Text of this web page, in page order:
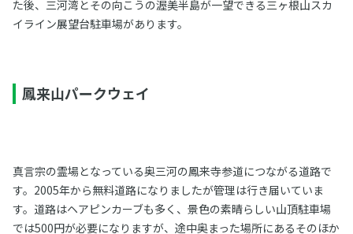
た後、三河湾とその向こうの渥美半島が一望できる三ヶ根山スカ
イライン展望台駐車場があります。
鳳来山パークウェイ
真言宗の霊場となっている奥三河の鳳来寺参道につながる道路で
す。2005年から無料道路になりましたが管理は行き届いていま
す。道路はヘアピンカーブも多く、景色の素晴らしい山頂駐車場
では500円が必要になりますが、途中奥まった場所にあるそのほか